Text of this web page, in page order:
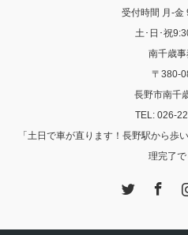
受付時間 月-金
土･日･祝
南千歳
〒380-
長野市南千
TEL: 026-
「土日で車が直ります！長野駅から歩
理完了